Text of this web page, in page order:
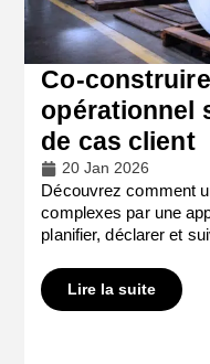
Co-
opérationnel
de cas client
20 Jan 2026
Découvrez comment
complexes par une
planifier, déclarer et
Lire la suite